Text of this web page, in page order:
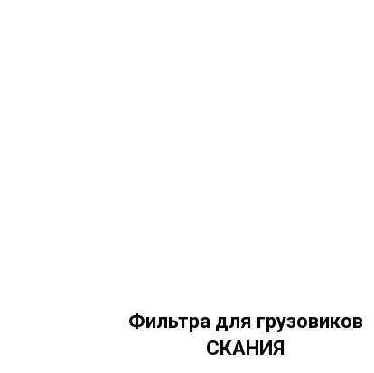
Фильтра для грузовиков
СКАНИЯ